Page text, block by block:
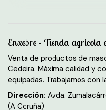
Enxebre - Tienda agrícola
Venta de productos de
Cedeira. Máxima calidad y
equipadas. Trabajamos con
Dirección: Avda.
(A Coruña)